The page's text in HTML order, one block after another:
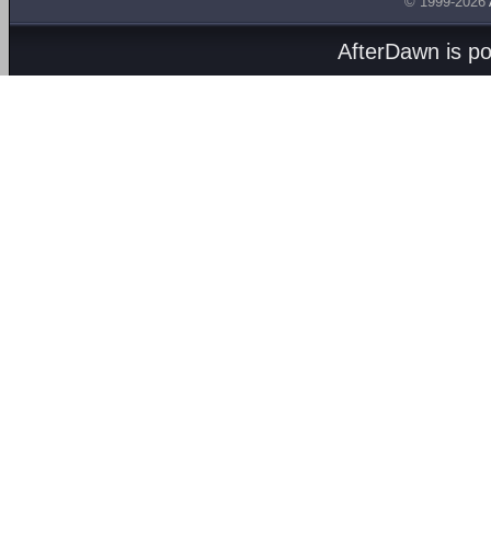
AfterDawn is